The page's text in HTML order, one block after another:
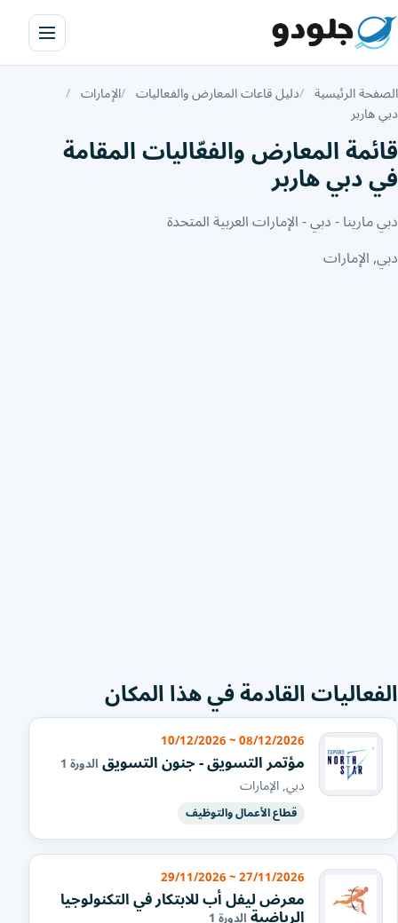
الصفحة الرئيسية دليل قاعات المعارض والفعاليات الإمارات
دبي هاربر
قائمة المعارض والفعّاليات المقامة
في دبي هاربر
دبي مارينا - دبي - الإمارات العربية المتحدة
دبي, الإمارات
الفعاليات القادمة في هذا المكان
08/12/2026 ~ 10/12/2026
مؤتمر التسويق - جنون التسويقالدورة 1
دبي, الإمارات
قطاع الأعمال والتوظيف
27/11/2026 ~ 29/11/2026
معرض ليفل أب للابتكار في التكنولوجيا